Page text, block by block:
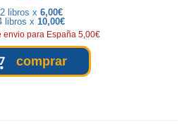
2 libros x 6,00€
libros x 10,00€
envio para España 5,00€
comprar